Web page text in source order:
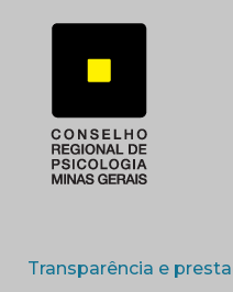
Transparência e